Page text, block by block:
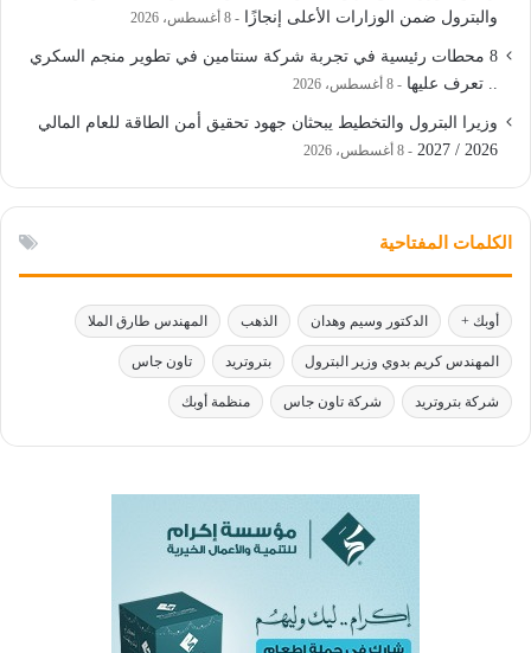
والبترول ضمن الوزارات الأعلى إنجازًا
8 أغسطس، 2026
8 محطات رئيسية في تجربة شركة سنتامين في تطوير منجم السكري
.. تعرف عليها
8 أغسطس، 2026
وزيرا البترول والتخطيط يبحثان جهود تحقيق أمن الطاقة للعام المالي
2026 / 2027
8 أغسطس، 2026
الكلمات المفتاحية
أوبك + الدكتور وسيم وهدان الذهب المهندس طارق الملا
المهندس كريم بدوي وزير البترول بتروتريد تاون جاس
شركة بتروتريد شركة تاون جاس منظمة أوبك